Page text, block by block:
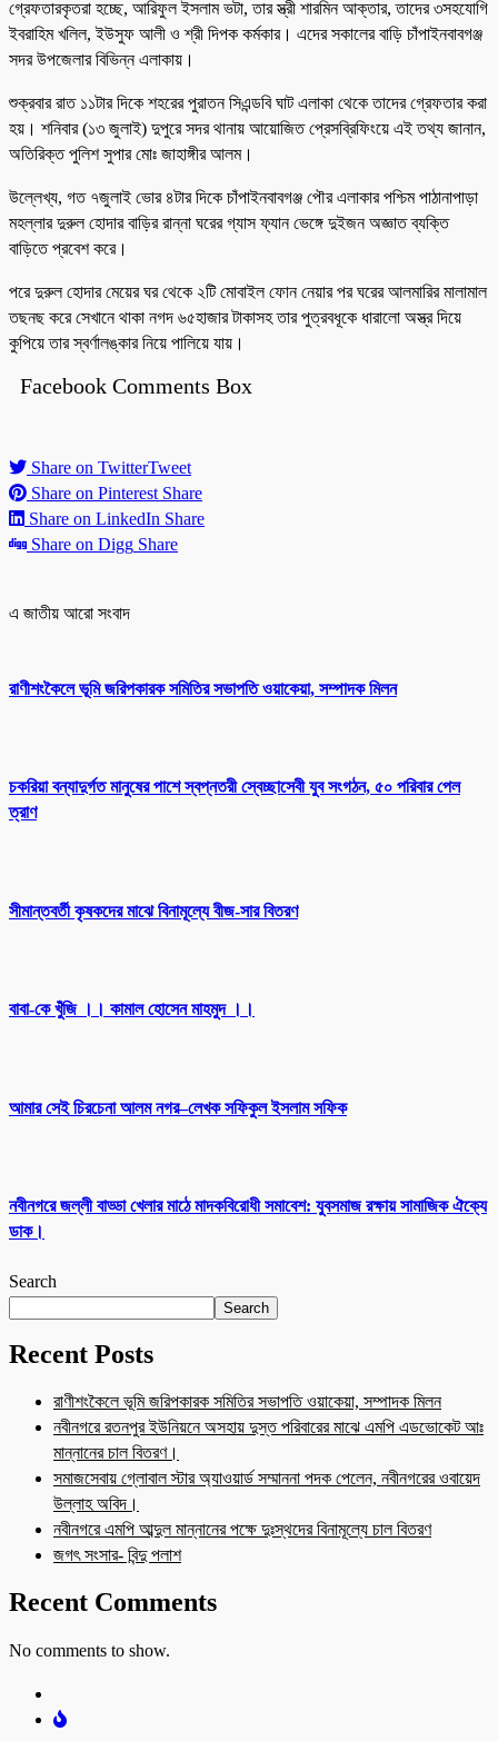
গ্রেফতারকৃতরা হচ্ছে, আরিফুল ইসলাম ভটা, তার স্ত্রী শারমিন আক্তার, তাদের ৩সহযোগি
ইবরাহিম খলিল, ইউসুফ আলী ও শ্রী দিপক কর্মকার। এদের সকালের বাড়ি চাঁপাইনবাবগঞ্জ
সদর উপজেলার বিভিন্ন এলাকায়।
শুক্রবার রাত ১১টার দিকে শহরের পুরাতন সিএন্ডবি ঘাট এলাকা থেকে তাদের গ্রেফতার করা
হয়। শনিবার (১৩ জুলাই) দুপুরে সদর থানায় আয়োজিত প্রেসব্রিফিংয়ে এই তথ্য জানান,
অতিরিক্ত পুলিশ সুপার মোঃ জাহাঙ্গীর আলম।
উল্লেখ্য, গত ৭জুলাই ভোর ৪টার দিকে চাঁপাইনবাবগঞ্জ পৌর এলাকার পশ্চিম পাঠানাপাড়া
মহল্লার দুরুল হোদার বাড়ির রান্না ঘরের গ্যাস ফ্যান ভেঙ্গে দুইজন অজ্ঞাত ব্যক্তি
বাড়িতে প্রবেশ করে।
পরে দুরুল হোদার মেয়ের ঘর থেকে ২টি মোবাইল ফোন নেয়ার পর ঘরের আলমারির মালামাল
তছনছ করে সেখানে থাকা নগদ ৬৫হাজার টাকাসহ তার পুত্রবধূকে ধারালো অস্ত্র দিয়ে
কুপিয়ে তার স্বর্ণালঙ্কার নিয়ে পালিয়ে যায়।
Facebook Comments Box
Share on TwitterTweet
Share on Pinterest Share
Share on LinkedIn Share
Share on Digg Share
এ জাতীয় আরো সংবাদ
রাণীশংকৈলে ভূমি জরিপকারক সমিতির সভাপতি ওয়াকেয়া, সম্পাদক মিলন
চকরিয়া বন্যাদুর্গত মানুষের পাশে স্বপ্নতরী স্বেচ্ছাসেবী যুব সংগঠন, ৫০ পরিবার পেল
ত্রাণ
সীমান্তবর্তী কৃষকদের মাঝে বিনামূল্যে বীজ-সার বিতরণ
বাবা-কে খুঁজি ।। কামাল হোসেন মাহমুদ ।।
আমার সেই চিরচেনা আলম নগর–লেখক সফিকুল ইসলাম সফিক
নবীনগরে জল্লী বাড্ডা খেলার মাঠে মাদকবিরোধী সমাবেশ: যুবসমাজ রক্ষায় সামাজিক ঐক্যে
ডাক।
Search
Search
Recent Posts
রাণীশংকৈলে ভূমি জরিপকারক সমিতির সভাপতি ওয়াকেয়া, সম্পাদক মিলন
নবীনগরে রতনপুর ইউনিয়নে অসহায় দুস্ত পরিবারের মাঝে এমপি এডভোকেট আঃ
মান্নানের চাল বিতরণ।
সমাজসেবায় গ্লোবাল স্টার অ্যাওয়ার্ড সম্মাননা পদক পেলেন, নবীনগরের ওবায়েদ
উল্লাহ অবিদ।
নবীনগরে এমপি আব্দুল মান্নানের পক্ষে দুঃস্থদের বিনামূল্যে চাল বিতরণ
জগৎ সংসার- বিন্দু পলাশ
Recent Comments
No comments to show.